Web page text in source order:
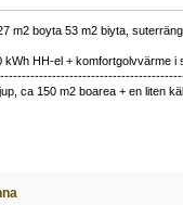
m2 boyta 53 m2 biyta,
HH-el + komfortgolvvärme i
ca 150 m2 boarea + en liten